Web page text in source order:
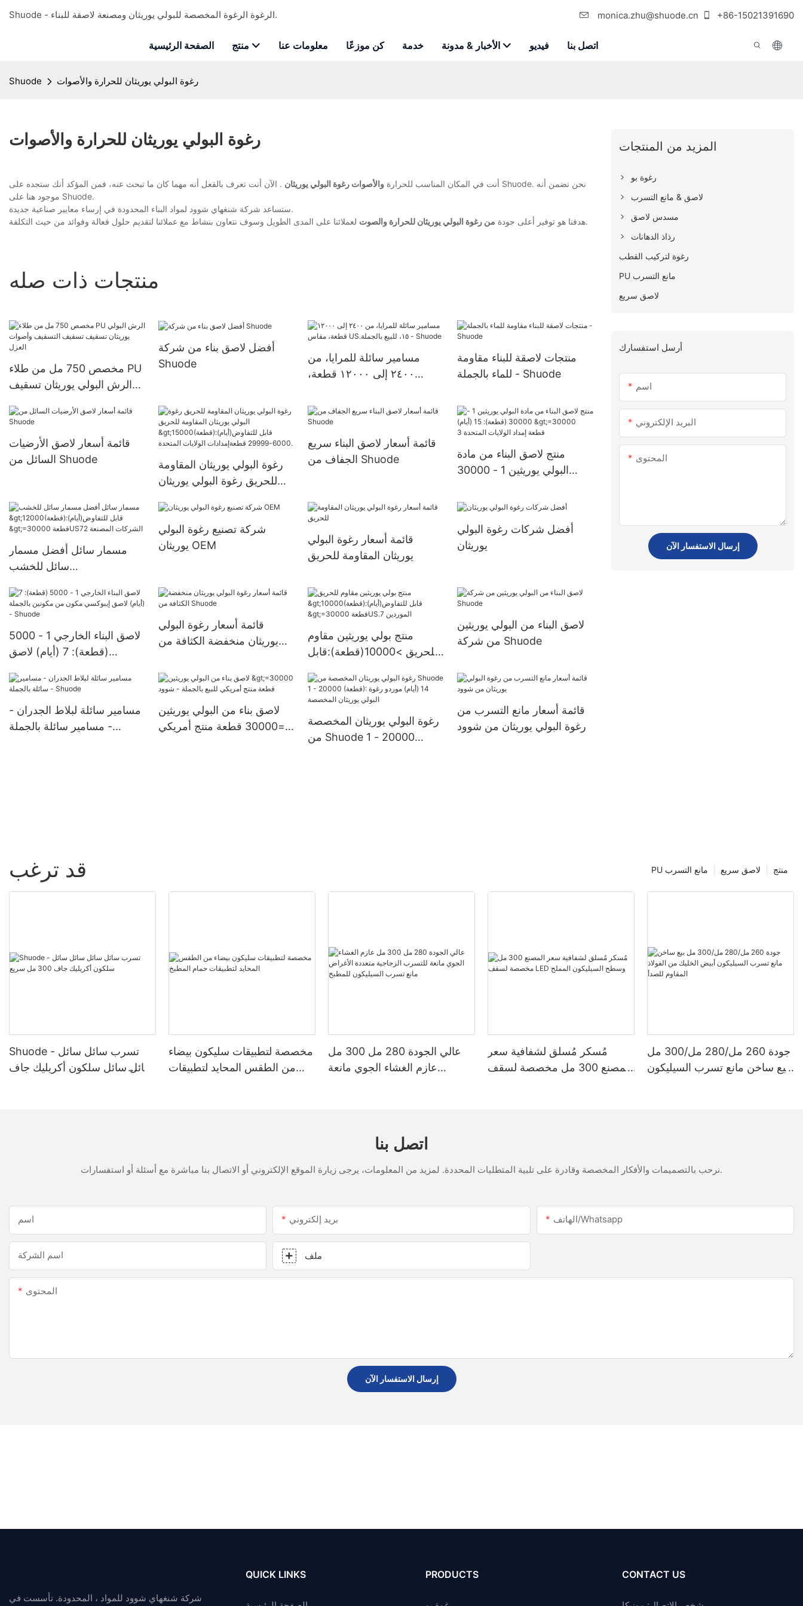
Shuode - الرغوة الرغوة المخصصة للبولي يوريثان ومصنعة لاصقة للبناء. monica.zhu@shuode.cn +86-15021391690
الصفحة الرئيسية منتج معلومات عنا كن موزعًا خدمة الأخبار & مدونة فيديو اتصل بنا
Shuode رغوة البولي يوريثان للحرارة والأصوات
رغوة البولي يوريثان للحرارة والأصوات
أنت في المكان المناسب للحرارة والأصوات رغوة البولي يوريثان . الآن أنت تعرف بالفعل أنه مهما كان ما تبحث عنه، فمن المؤكد أنك ستجده على Shuode. نحن نضمن أنه
موجود هنا على Shuode.
ستساعد شركة شنغهاي شوود لمواد البناء المحدودة في إرساء معايير صناعية جديدة.
هدفنا هو توفير أعلى جودة من رغوة البولي يوريثان للحرارة والصوت لعملائنا على المدى الطويل وسوف نتعاون بنشاط مع عملائنا لتقديم حلول فعالة وفوائد من حيث التكلفة.
منتجات ذات صله
مخصص 750 مل من طلاء PU
الرش البولي يوريثان تسقيف
العزل
أفضل لاصق بناء من شركة
Shuode
مسامير سائلة للمرايا، من
٢٤٠٠ إلى ١٢٠٠٠ قطعة،
Shuode
منتجات لاصقة للبناء مقاومة
للماء بالجملة - Shuode
قائمة أسعار لاصق الأرضيات
السائل من Shuode
رغوة البولي يوريثان المقاومة
للحريق رغوة البولي يوريثان
>15000(قطعة):قابل
للتفاوض(أيام) 6000-29999
قائمة أسعار لاصق البناء سريع
الجفاف من Shuode
منتج لاصق البناء من مادة
البولي يوريثين 1 - 30000
قطعة إمداد الولايات المتحدة 3
مسمار سائل أفضل مسمار
سائل للخشب
للتفاوض(أيام) >=30000
شركة تصنيع رغوة البولي
يوريثان OEM
قائمة أسعار رغوة البولي
يوريثان المقاومة للحريق
أفضل شركات رغوة البولي
يوريثان
لاصق البناء الخارجي 1 - 5000
(قطعة): 7 (أيام) لاصق
بالجملة - Shuode
قائمة أسعار رغوة البولي
يوريثان منخفضة الكثافة من
منتج بولي يوريثين مقاوم
للحريق >10000(قطعة):قابل
قطعةUS.7 الموردين
لاصق البناء من البولي يوريثين
من شركة Shuode
مسامير سائلة لبلاط الجدران -
مسامير سائلة بالجملة -
لاصق بناء من البولي يوريثين
>=30000 قطعة منتج أمريكي
رغوة البولي يوريثان المخصصة
من Shuode 1 - 20000
قائمة أسعار مانع التسرب من
رغوة البولي يوريثان من شوود
المزيد من المنتجات
رغوة بو
لاصق & مانع التسرب
مسدس لاصق
رذاذ الدهانات
رغوة لتركيب القطب
PU مانع التسرب
لاصق سريع
أرسل استفسارك
اسم
البريد الإلكتروني
المحتوى
إرسال الاستفسار الآن
قد ترغب منتج لاصق سريع PU مانع التسرب
Shuode - تسرب سائل سائل
سائل سائل سلكون أكريليك جاف
مخصصة لتطبيقات سليكون بيضاء
من الطقس المحايد لتطبيقات
عالي الجودة 280 مل 300 مل
عازم الغشاء الجوي مانعة
مُسكر مُسلق لشفافية سعر
المصنع 300 مل مخصصة لسقف
جودة 260 مل/280 مل/300 مل
بيع ساخن مانع تسرب السيليكون
اتصل بنا
نرحب بالتصميمات والأفكار المخصصة وقادرة على تلبية المتطلبات المحددة. لمزيد من المعلومات، يرجى زيارة الموقع الإلكتروني أو الاتصال بنا مباشرة مع أسئلة أو استفسارات.
اسم بريد إلكتروني الهاتف/whatsapp
اسم الشركة ملف
المحتوى
إرسال الاستفسار الآن
شركة شنغهاي شوود للمواد ، المحدودة. تأسست في
QUICK LINKS PRODUCTS CONTACT US